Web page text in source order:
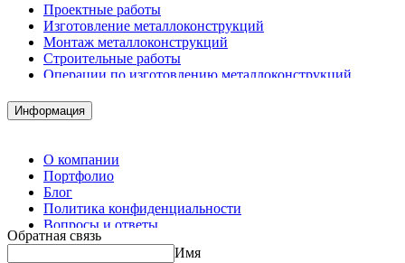
Проектные работы
Изготовление металлоконструкций
Монтаж металлоконструкций
Строительные работы
Операции по изготовлению металлоконструкций
Комплектация металлопроката
Изготовление винтовых свай
Информация
О компании
Портфолио
Блог
Политика конфиденциальности
Вопросы и ответы
Контакты
Обратная связь
Имя